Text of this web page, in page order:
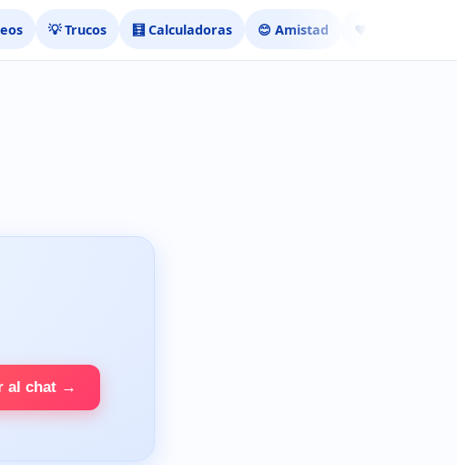
💡 Trucos 🧮 Calculadoras 😊 Amistad ❤️ Ligar
al chat →